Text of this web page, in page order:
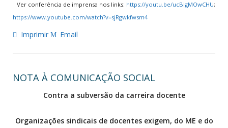
Ver conferência de imprensa nos links: https://youtu.be/ucBIgMOwCHU;
https://www.youtube.com/watch?v=sjRgwkfwsm4
Imprimir Email
NOTA À COMUNICAÇÃO SOCIAL
Contra a subversão da carreira docente
Organizações sindicais de docentes exigem, do ME e do